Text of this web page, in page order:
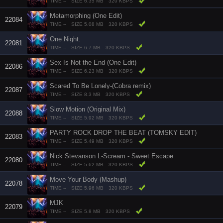
22084
Metamorphing (One Edit)
TIME -- SIZE 5.08 MB 320 KBPS
22081
One Night.
TIME -- SIZE 6.7 MB 320 KBPS
22086
Sex Is Not the End (One Edit)
TIME -- SIZE 6.23 MB 320 KBPS
22087
Scared To Be Lonely-(Cobra remix)
TIME -- SIZE 8.3 MB 320 KBPS
22088
Slow Motion (Original Mix)
TIME -- SIZE 5.92 MB 320 KBPS
22083
PARTY ROCK DROP THE BEAT (TOMSKY EDIT)
TIME -- SIZE 5.49 MB 320 KBPS
22080
Nick Stevanson L-Scream - Sweet Escape
TIME -- SIZE 5.62 MB 320 KBPS
22078
Move Your Body (Mashup)
TIME -- SIZE 5.96 MB 320 KBPS
22079
MJK
TIME -- SIZE 5.8 MB 320 KBPS